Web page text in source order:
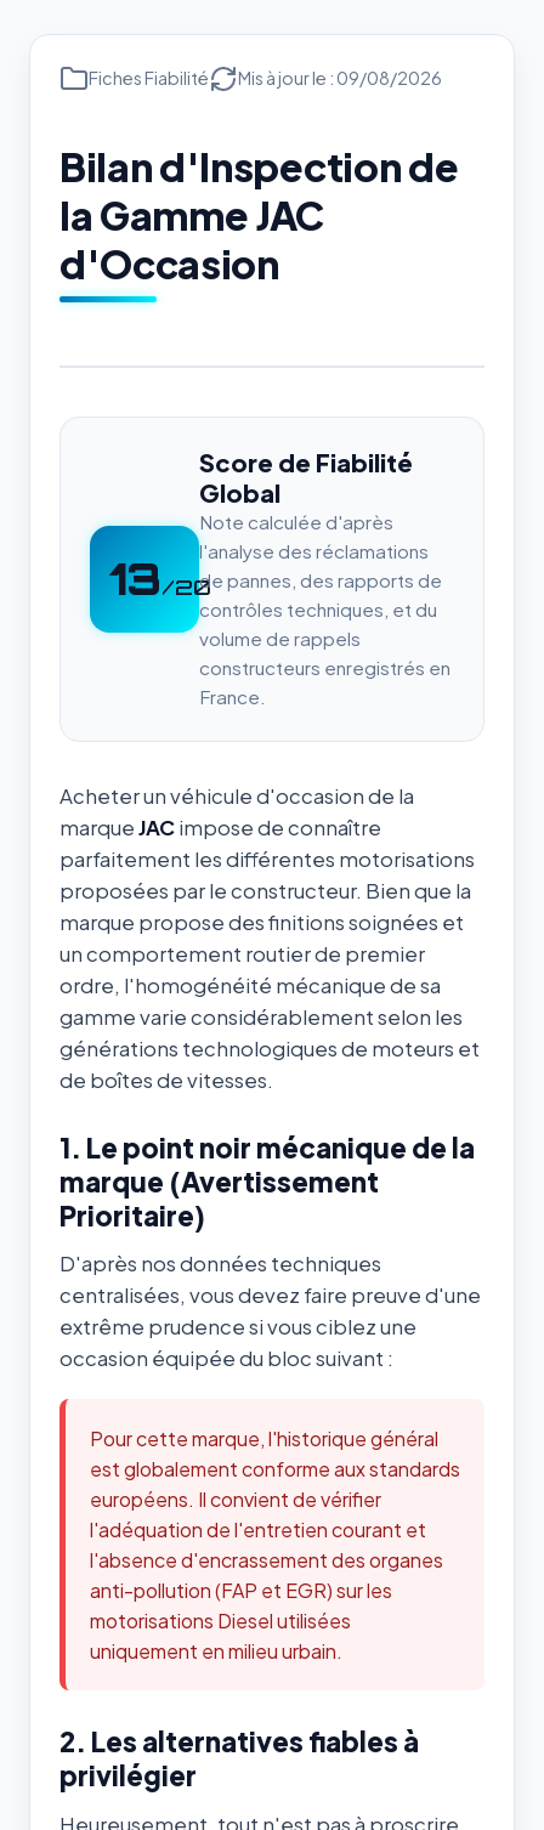
Fiches Fiabilité Mis à jour le : 09/08/2026
Bilan d'Inspection de
la Gamme JAC
d'Occasion
13/20
Score de Fiabilité
Global
Note calculée d'après
l'analyse des réclamations
de pannes, des rapports de
contrôles techniques, et du
volume de rappels
constructeurs enregistrés en
France.
Acheter un véhicule d'occasion de la
marqueJACimpose de connaître
parfaitement les différentes motorisations
proposées par le constructeur. Bien que la
marque propose des finitions soignées et
un comportement routier de premier
ordre, l'homogénéité mécanique de sa
gamme varie considérablement selon les
générations technologiques de moteurs et
de boîtes de vitesses.
1. Le point noir mécanique de la
marque (Avertissement
Prioritaire)
D'après nos données techniques
centralisées, vous devez faire preuve d'une
extrême prudence si vous ciblez une
occasion équipée du bloc suivant :
Pour cette marque, l'historique général
est globalement conforme aux standards
européens. Il convient de vérifier
l'adéquation de l'entretien courant et
l'absence d'encrassement des organes
anti-pollution (FAP et EGR) sur les
motorisations Diesel utilisées
uniquement en milieu urbain.
2. Les alternatives fiables à
privilégier
Heureusement, tout n'est pas à proscrire.